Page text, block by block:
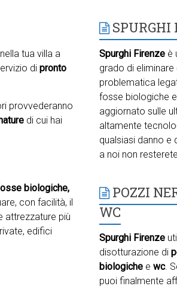
nella tua villa a
di pronto
provvederanno
di cui hai
biologiche,
con facilità, il
attrezzature più
edifici
SPURGHI
Spurghi Firenze è
grado di
problematica
fosse biologiche
aggiornato sulle
altamente
qualsiasi danno e
a noi non
POZZI
WC
Spurghi Firenze
disotturazione di
biologiche ewc.
puoi finalmente